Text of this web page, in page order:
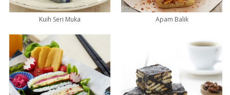
Kuih Seri Muka Apam Balik